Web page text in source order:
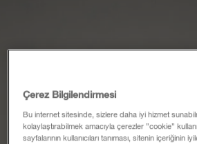
Çerez Bilgilendirmesi
Bu internet sitesinde, sizlere daha iyi hizmet
kolaylaştırabilmek amacıyla çerezler ”cookie”
sayfalarının kullanıcıları tanıması, sitenin içeriğinin